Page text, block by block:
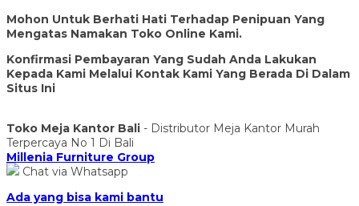
Mohon Untuk Berhati Hati Terhadap Penipuan Yang
Mengatas Namakan Toko Online Kami.
Konfirmasi Pembayaran Yang Sudah Anda Lakukan
Kepada Kami Melalui Kontak Kami Yang Berada Di Dalam
Situs Ini
Toko Meja Kantor Bali - Distributor Meja Kantor Murah
Terpercaya No 1 Di Bali
Millenia Furniture Group
Chat via Whatsapp
Ada yang bisa kami bantu